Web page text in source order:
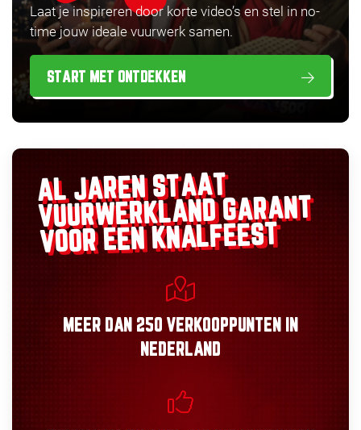
Laat je inspireren door korte video’s en stel in no-
time jouw ideale vuurwerk samen.
START MET ONTDEKKEN
AL JAREN STAAT
VUURWERKLANDGARANT
VOOR EEN KNALFEEST
MEER DAN 250 VERKOOPPUNTEN
IN
NEDERLAND